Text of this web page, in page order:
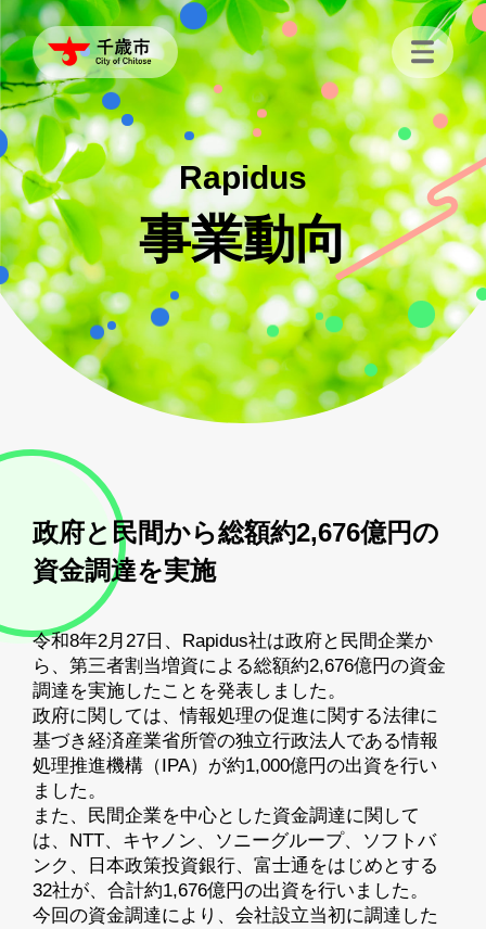
Rapidus
事業動向
政府と民間から総額約2,676億円の
資金調達を実施
令和8年2月27日、Rapidus社は政府と民間企業か
ら、第三者割当増資による総額約2,676億円の資金
調達を実施したことを発表しました。
政府に関しては、情報処理の促進に関する法律に
基づき経済産業省所管の独立行政法人である情報
処理推進機構（IPA）が約1,000億円の出資を行い
ました。
また、民間企業を中心とした資金調達に関して
は、NTT、キヤノン、ソニーグループ、ソフトバ
ンク、日本政策投資銀行、富士通をはじめとする
32社が、合計約1,676億円の出資を行いました。
今回の資金調達により、会社設立当初に調達した